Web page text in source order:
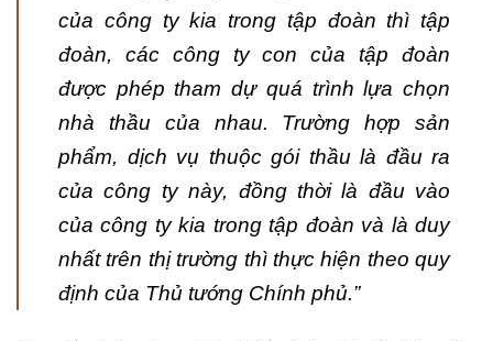
của công ty kia trong tập đoàn thì tập
đoàn, các công ty con của tập đoàn
được phép tham dự quá trình lựa chọn
nhà thầu của nhau. Trường hợp sản
phẩm, dịch vụ thuộc gói thầu là đầu ra
của công ty này, đồng thời là đầu vào
của công ty kia trong tập đoàn và là duy
nhất trên thị trường thì thực hiện theo quy
định của Thủ tướng Chính phủ.”